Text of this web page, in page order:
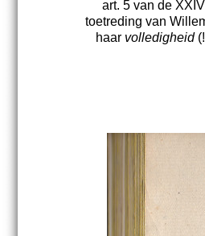
art. 5 van de
toetreding van
haar volledigheid